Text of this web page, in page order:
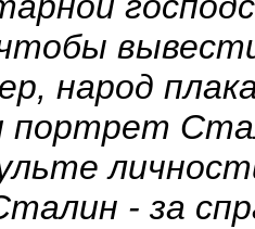
народ
портрет
- за